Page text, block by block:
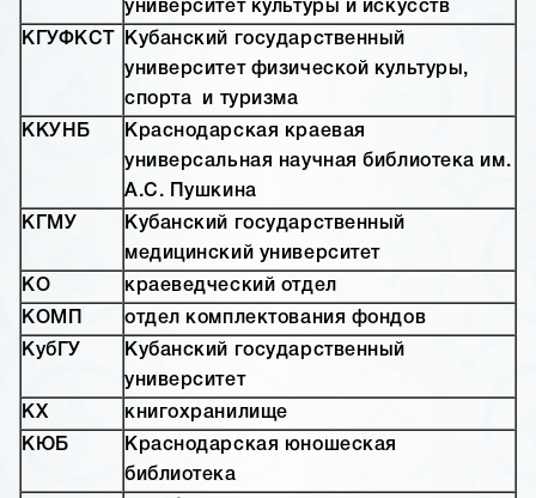
университет культуры и искусств
КГУФКСТ
Кубанский государственный
университет физической культуры,
спорта и туризма
ККУНБ
Краснодарская краевая
универсальная научная библиотека им.
А.С. Пушкина
КГМУ
Кубанский государственный
медицинский университет
КО
краеведческий отдел
КОМП
отдел комплектования фондов
КубГУ
Кубанский государственный
университет
КХ
книгохранилище
КЮБ
Краснодарская юношеская
библиотека